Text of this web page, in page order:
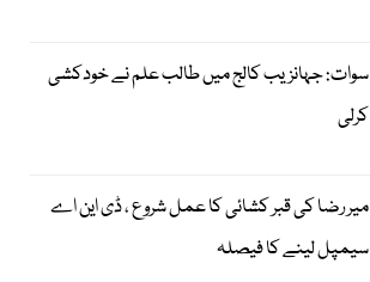
سوات: جہانزیب کالج میں طالب علم نے خودکشی
کرلی
میر رضا کی قبر کشائی کا عمل شروع ، ڈی این اے
سیمپل لینے کا فیصلہ